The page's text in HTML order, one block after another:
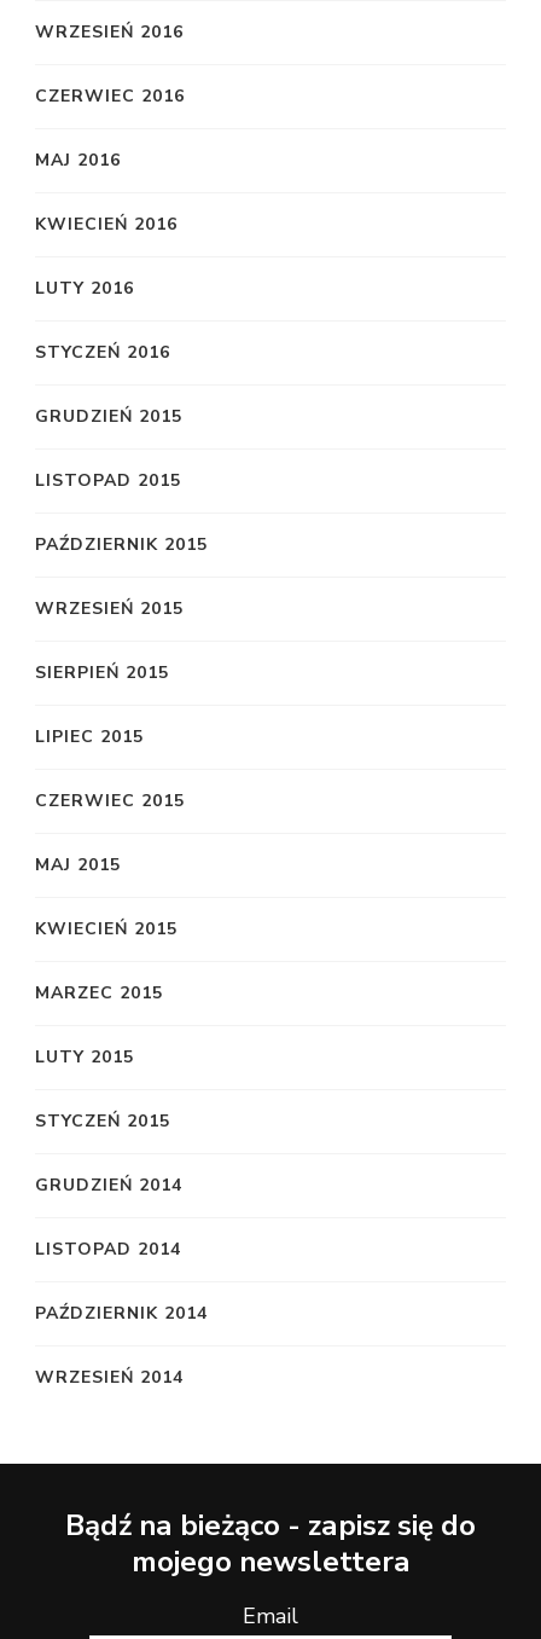
WRZESIEŃ 2016
CZERWIEC 2016
MAJ 2016
KWIECIEŃ 2016
LUTY 2016
STYCZEŃ 2016
GRUDZIEŃ 2015
LISTOPAD 2015
PAŹDZIERNIK 2015
WRZESIEŃ 2015
SIERPIEŃ 2015
LIPIEC 2015
CZERWIEC 2015
MAJ 2015
KWIECIEŃ 2015
MARZEC 2015
LUTY 2015
STYCZEŃ 2015
GRUDZIEŃ 2014
LISTOPAD 2014
PAŹDZIERNIK 2014
WRZESIEŃ 2014
Bądź na bieżąco - zapisz się do
mojego newslettera
Email